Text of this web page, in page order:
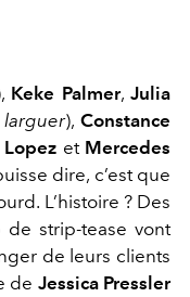
Keke Palmer,Julia
),Constance
et Mercedes
dire, c’est que
L’histoire ? Des
strip-tease vont
de leurs clients
de Jessica Pressler